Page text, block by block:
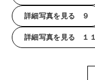
詳細写真を見る ９
詳細写真を見る １１